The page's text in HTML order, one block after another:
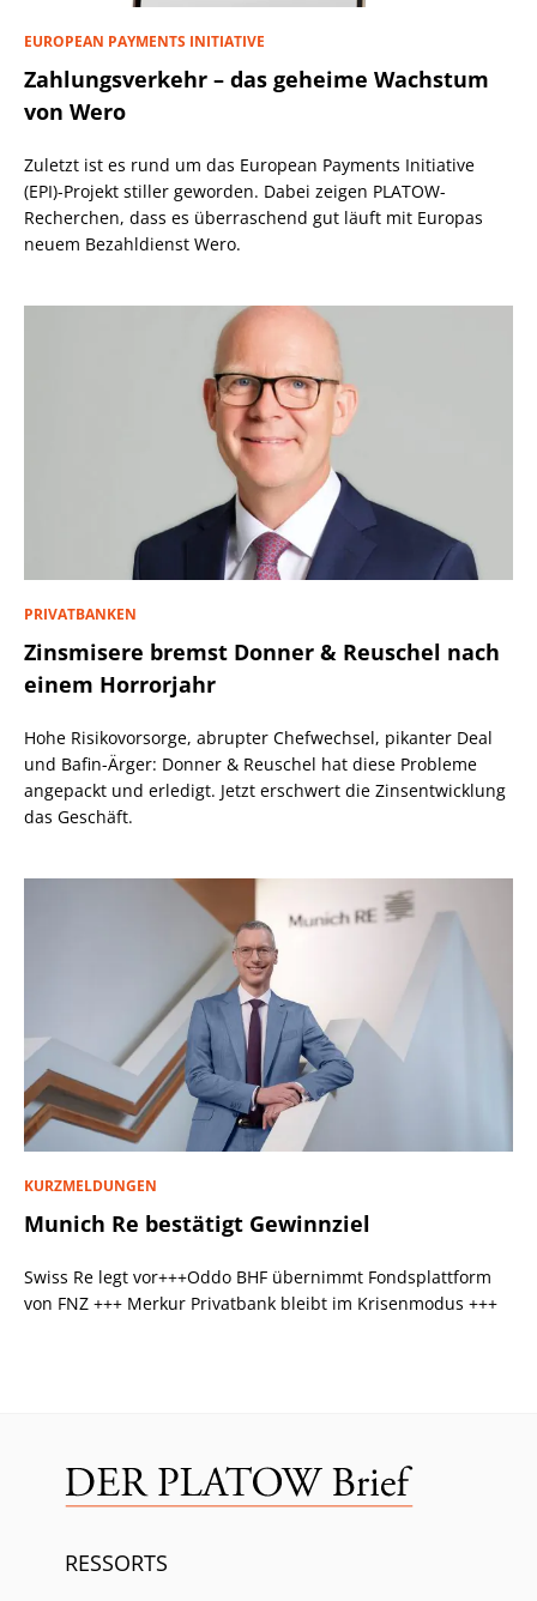
EUROPEAN PAYMENTS INITIATIVE
Zahlungsverkehr – das geheime Wachstum
von Wero
Zuletzt ist es rund um das European Payments Initiative
(EPI)-Projekt stiller geworden. Dabei zeigen PLATOW-
Recherchen, dass es überraschend gut läuft mit Europas
neuem Bezahldienst Wero.
PRIVATBANKEN
Zinsmisere bremst Donner & Reuschel nach
einem Horrorjahr
Hohe Risikovorsorge, abrupter Chefwechsel, pikanter Deal
und Bafin-Ärger: Donner & Reuschel hat diese Probleme
angepackt und erledigt. Jetzt erschwert die Zinsentwicklung
das Geschäft.
KURZMELDUNGEN
Munich Re bestätigt Gewinnziel
Swiss Re legt vor+++Oddo BHF übernimmt Fondsplattform
von FNZ +++ Merkur Privatbank bleibt im Krisenmodus +++
RESSORTS